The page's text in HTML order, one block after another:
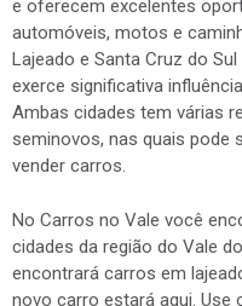
e oferecem excelentes
automóveis, motos e
Lajeado e Santa Cruz do
exerce significativa
Ambas cidades tem várias
seminovos, nas quais pode
vender carros.
No Carros no Vale você
cidades da região do Vale
encontrará carros em
novo carro estará aqui. Use